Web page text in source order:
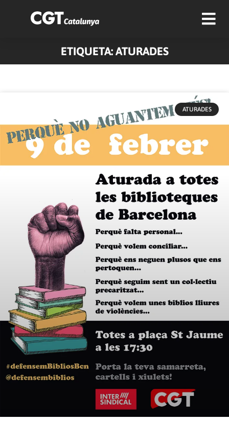
ETIQUETA: ATURADES
ATURADES